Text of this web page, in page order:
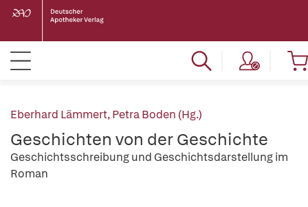
Eberhard Lämmert,Petra Boden (Hg.)
Geschichten von der Geschichte
Geschichtsschreibung und Geschichtsdarstellung im
Roman